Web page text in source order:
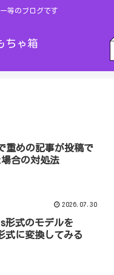
等のブログです
ちゃ箱
重めの記事が投稿で
合の対処法
2026.07.30
形式のモデルを
式に変換してみる